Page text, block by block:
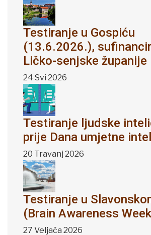
Testiranje u Gospiću
(13.6.2026.),
Ličko-senjske županije
24 Svi 2026
Testiranje ljudske
prije Dana umjetne
20 Travanj 2026
Testiranje u
(Brain Awareness
27 Veljača 2026